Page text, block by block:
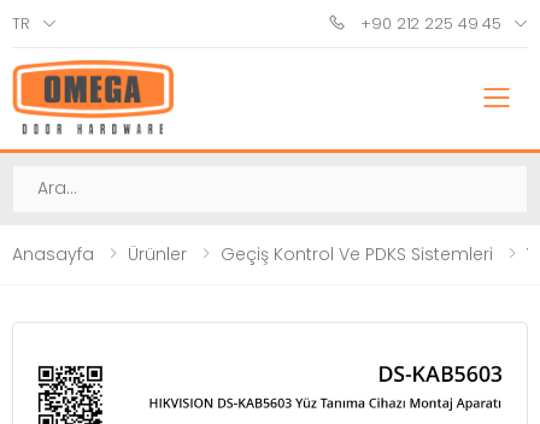
TR +90 212 225 49 45
Ara
Anasayfa Ürünler Geçiş Kontrol Ve PDKS Sistemleri